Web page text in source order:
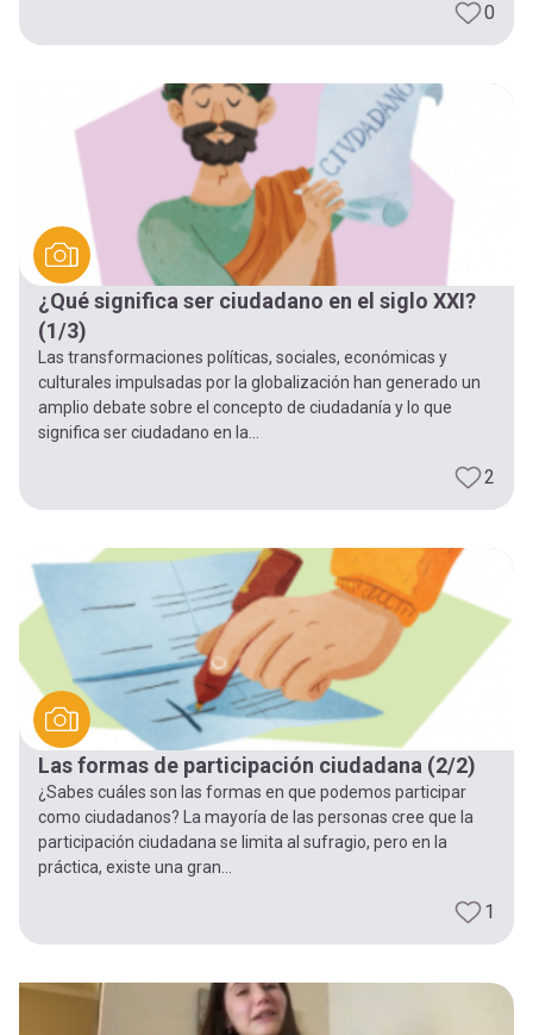
0
¿Qué significa ser ciudadano en el siglo XXI?
(1/3)
Las transformaciones políticas, sociales, económicas y
culturales impulsadas por la globalización han generado un
amplio debate sobre el concepto de ciudadanía y lo que
significa ser ciudadano en la...
2
Las formas de participación ciudadana (2/2)
¿Sabes cuáles son las formas en que podemos participar
como ciudadanos? La mayoría de las personas cree que la
participación ciudadana se limita al sufragio, pero en la
práctica, existe una gran...
1